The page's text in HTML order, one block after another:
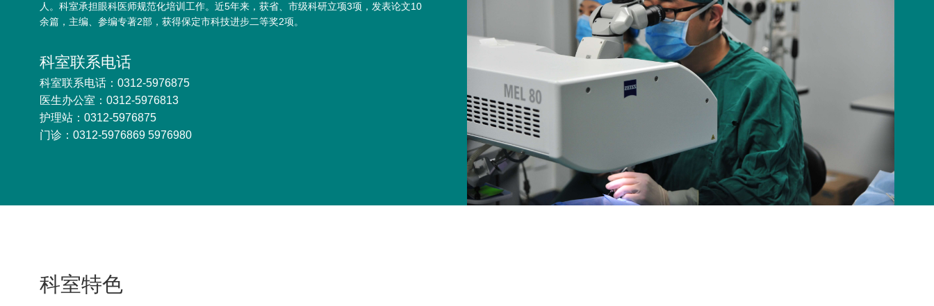
人。科室承担眼科医师规范化培训工作。近5年来，获省、市级科研立项3项，发表论文10
余篇，主编、参编专著2部，获得保定市科技进步二等奖2项。
科室联系电话
科室联系电话：0312-5976875
医生办公室：0312-5976813
护理站：0312-5976875
门诊：0312-5976869 5976980
科室特色